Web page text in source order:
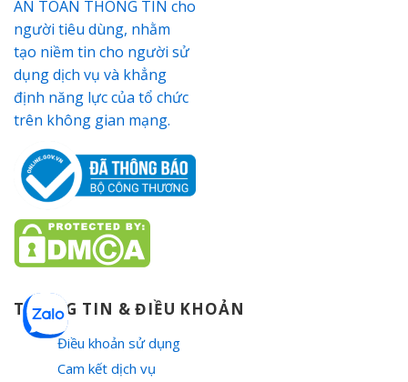
THÔNG TIN & ĐIỀU KHOẢN
Điều khoản sử dụng
Cam kết dịch vụ